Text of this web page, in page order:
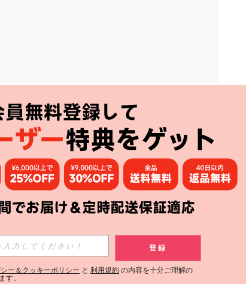
アプリ
購読
登録する
登録
ー＆クッキーポリシー と 利用規約 の内容を十分ご理解の
す。